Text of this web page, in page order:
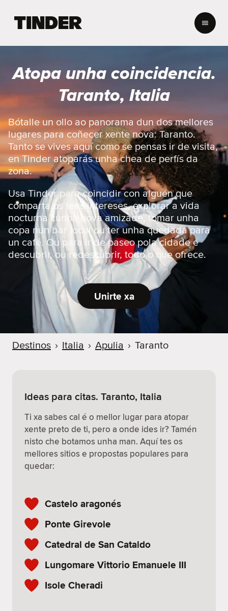
r
o
e
Atopa unha coincidencia.
Taranto, Italia
Bótalle un ollo ao panorama dun dos mellores
lugares para coñecer xente nova: Taranto.
Tanto se vives aquí como se pensas ir de visita,
en Tinder atoparás unha chea de perfís da
zona.
Usa Tinder para coincidir con alguén que
comparta os teus intereses, explorar a vida
nocturna cunha nova amizade, tomar unha
copa nun bar local ou ter unha quedada para
un café. Ou para ir de paseo pola cidade e
descubrir, ou redescubrir, todo o que ofrece.
Unirte xa
Destinos › Italia › Apulia › Taranto
Ideas para citas. Taranto, Italia
Ti xa sabes cal é o mellor lugar para atopar
xente preto de ti, pero a onde ides ir? Tamén
nisto che botamos unha man. Aquí tes os
mellores sitios e propostas populares para
quedar:
Castelo aragonés
Ponte Girevole
Catedral de San Cataldo
Lungomare Vittorio Emanuele III
Isole Cheradi